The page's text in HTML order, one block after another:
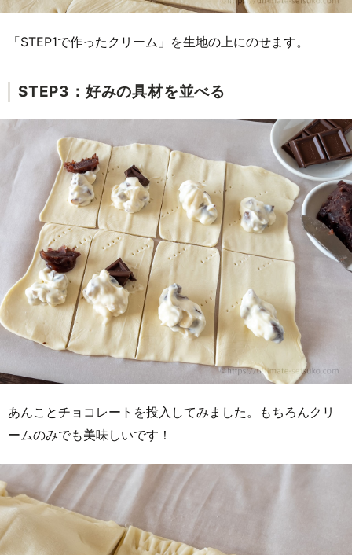
「STEP1で作ったクリーム」を生地の上にのせます。
STEP3：好みの具材を並べる
あんことチョコレートを投入してみました。もちろんクリ
ームのみでも美味しいです！